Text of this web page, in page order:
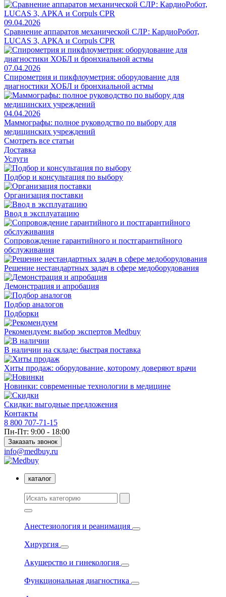
09.04.2026
Сравнение аппаратов механической СЛР: КардиоРобот,
LUCAS 3, АРКА и Corpuls CPR
07.04.2026
Спирометрия и пикфлоуметрия: оборудование для
диагностики ХОБЛ и бронхиальной астмы
04.04.2026
Маммографы: полное руководство по выбору для
медицинских учреждений
Смотреть все статьи
Доставка
Услуги
Подбор и консультация по выбору
Организация поставки
Ввод в эксплуатацию
Сопровождение гарантийного и постгарантийного
обслуживания
Решение нестандартных задач в сфере медоборудования
Демонстрация и апробация
Подбор аналогов
Подборки
Рекомендуем: выбор экспертов Medbuy
В наличии на складе: быстрая поставка
Хиты продаж: оборудование, которому доверяют врачи
Новинки: современные технологии в медицине
Скидки: выгодные предложения
Контакты
8 800 707-71-15
Пн-Пт: 9:00 - 18:00
Заказать звонок
info@medbuy.ru
каталог
Анестезиология и реанимация
Хирургия
Акушерство и гинекология
Функциональная диагностика